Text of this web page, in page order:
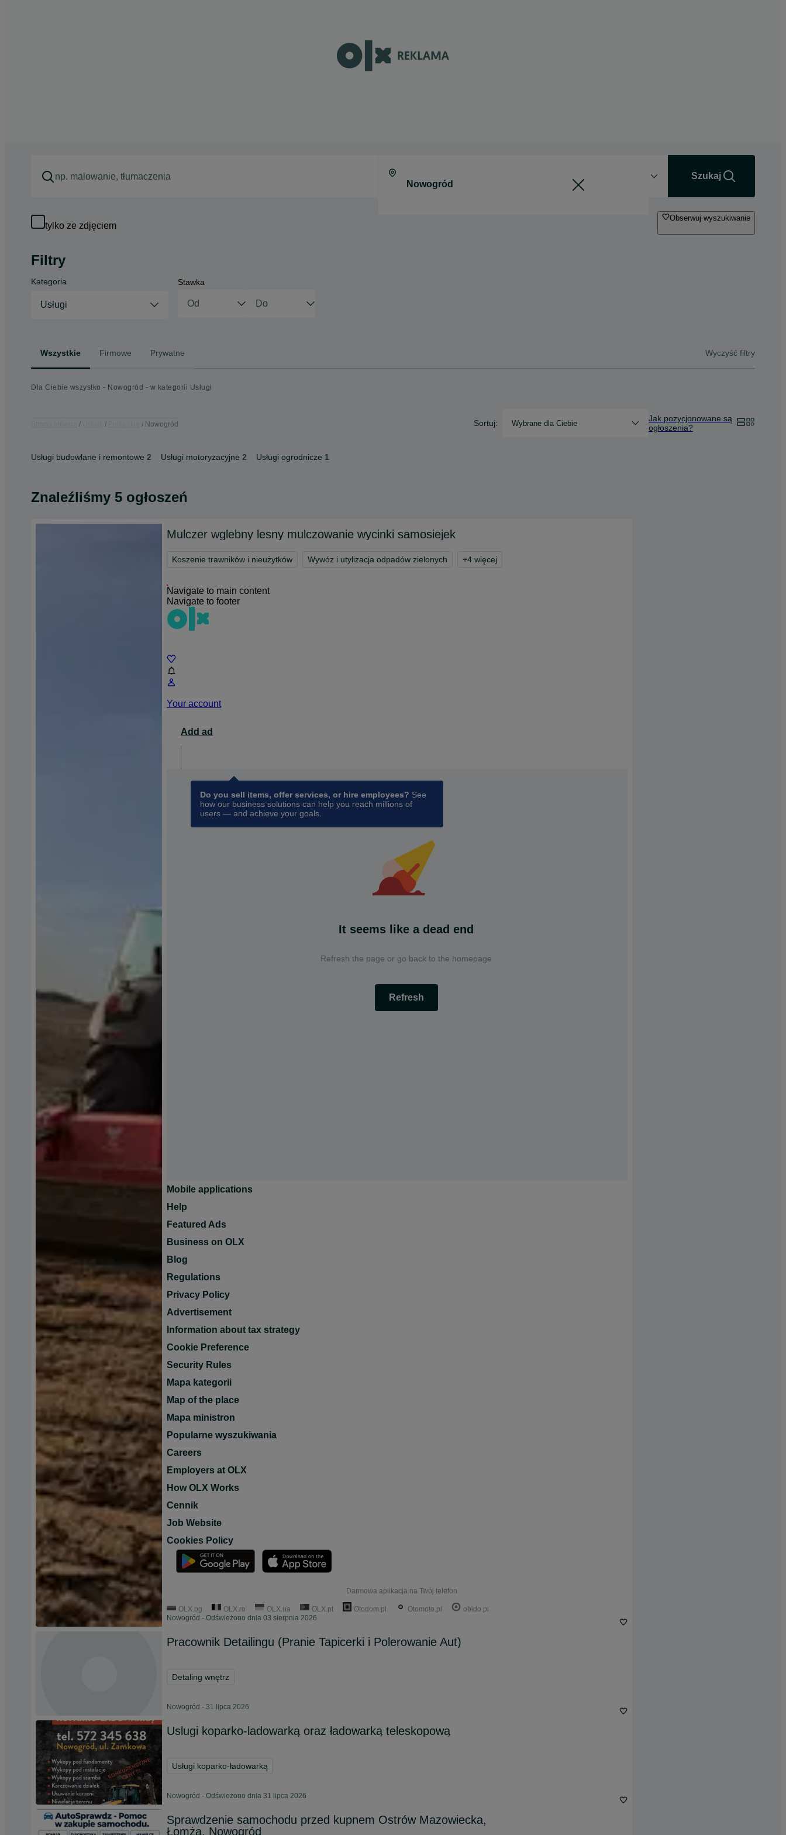
Szukaj
tylko ze zdjęciem
Obserwuj wyszukiwanie
Filtry
Kategoria
Usługi
Stawka
Wszystkie Firmowe Prywatne Wyczyść filtry
Dla Ciebie wszystko - Nowogród - w kategorii Usługi
Nowogród Sortuj: Wybrane dla Ciebie
Jak pozycjonowane są
ogłoszenia?
Usługi budowlane i remontowe 2 Usługi motoryzacyjne 2 Usługi ogrodnicze 1
Znaleźliśmy 5 ogłoszeń
Mulczer wglebny lesny mulczowanie wycinki samosiejek
Koszenie trawników i nieużytków Wywóz i utylizacja odpadów zielonych +4 więcej
Navigate to main content
Navigate to footer
Your account
Add ad
Do you sell items, offer services, or hire employees? See
how our business solutions can help you reach millions of
users — and achieve your goals.
It seems like a dead end
Refresh the page or go back to the homepage
Refresh
Mobile applications
Help
Featured Ads
Business on OLX
Blog
Regulations
Privacy Policy
Advertisement
Information about tax strategy
Cookie Preference
Security Rules
Mapa kategorii
Map of the place
Mapa ministron
Popularne wyszukiwania
Careers
Employers at OLX
How OLX Works
Cennik
Job Website
Cookies Policy
Darmowa aplikacja na Twój telefon
OLX.bg OLX.ro OLX.ua OLX.pt Otodom.pl Otomoto.pl
obido.pl
Nowogród - Odświeżono dnia 03 sierpnia 2026
Pracownik Detailingu (Pranie Tapicerki i Polerowanie Aut)
Detaling wnętrz
Nowogród - 31 lipca 2026
Uslugi koparko-ladowarką oraz ładowarką teleskopową
Usługi koparko-ładowarką
Nowogród - Odświeżono dnia 31 lipca 2026
Sprawdzenie samochodu przed kupnem Ostrów Mazowiecka,
Łomża, Nowogród